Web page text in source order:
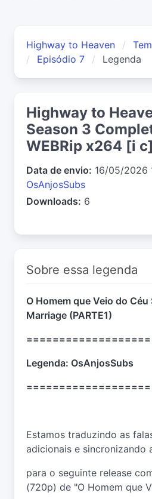
Highway to Heaven
Episódio 7
Legenda
Highway to
Season 3
WEBRip x264 [i c]
Data de envio: 16/05/2026
OsAnjosSubs
Downloads: 6
Sobre essa legenda
O Homem que Veio do
Marriage (PARTE1)
===================
Legenda: OsAnjosSubs
===================
Estamos traduzindo as
adicionais e sincronizando
para o seguinte release
(720p) de "O Homem que